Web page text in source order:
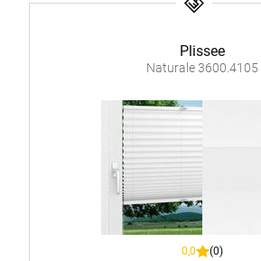
Plissee
Naturale 3600.4105
0,0 (0)